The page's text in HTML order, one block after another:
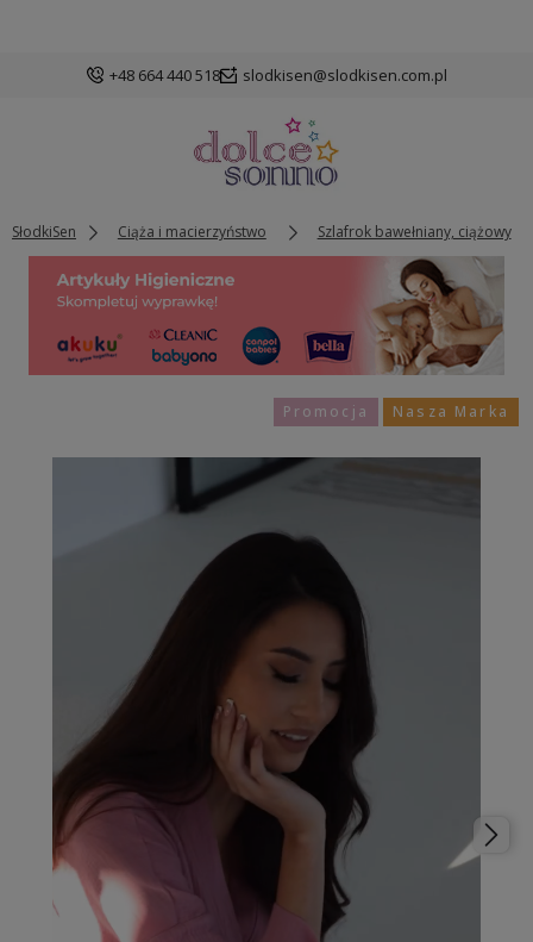
+48 664 440 518 slodkisen@slodkisen.com.pl
SłodkiSen Ciąża i macierzyństwo Szlafrok bawełniany, ciążowy
Promocja Nasza Marka